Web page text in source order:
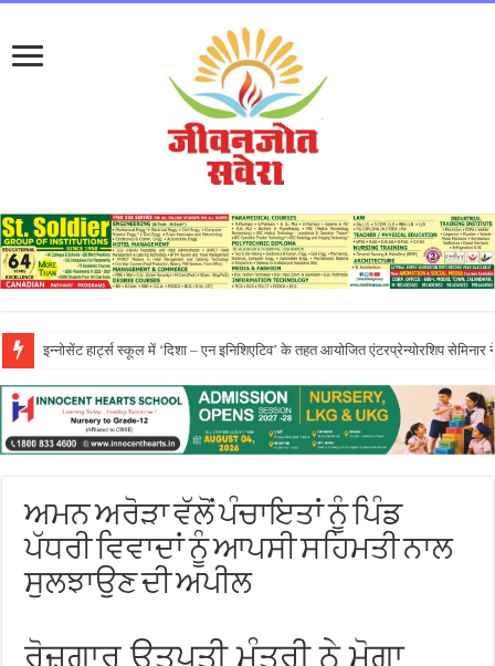
प्रो. (डॉ.) यादविंदर सिंह बराड़ ने आई.के. गुजराल पंजाब टेक्निकल यूनिवर्सिटी के वाइस-
ਅਮਨ ਅਰੋੜਾ ਵੱਲੋਂ ਪੰਚਾਇਤਾਂ ਨੂੰ ਪਿੰਡ
ਪੱਧਰੀ ਵਿਵਾਦਾਂ ਨੂੰ ਆਪਸੀ ਸਹਿਮਤੀ ਨਾਲ
ਸੁਲਝਾਉਣ ਦੀ ਅਪੀਲ
ਰੋਜ਼ਗਾਰ ਉਤਪਤੀ ਮੰਤਰੀ ਨੇ ਮੋਗਾ